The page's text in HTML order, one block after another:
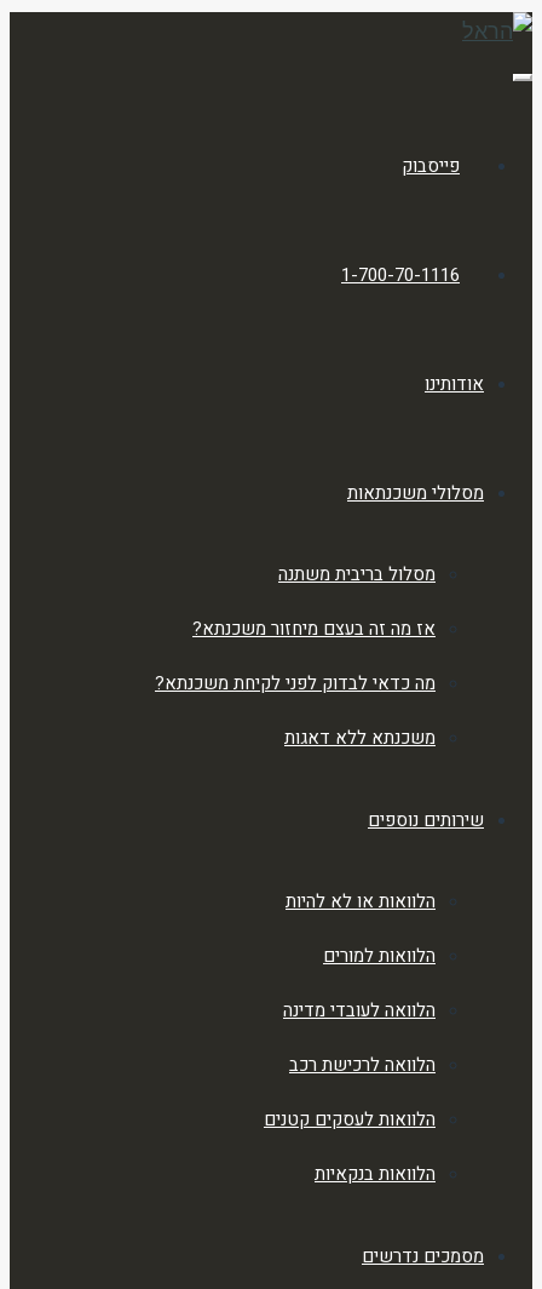
תפריט
פייסבוק
1-700-70-1116
אודותינו
מסלולי משכנתאות
מסלול בריבית משתנה
אז מה זה בעצם מיחזור משכנתא?
מה כדאי לבדוק לפני לקיחת משכנתא?
משכנתא ללא דאגות
שירותים נוספים
הלוואות או לא להיות
הלוואות למורים
הלוואה לעובדי מדינה
הלוואה לרכישת רכב
הלוואות לעסקים קטנים
הלוואות בנקאיות
מסמכים נדרשים